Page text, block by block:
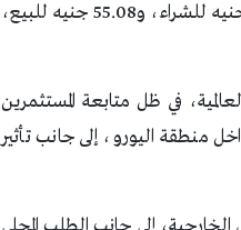
وسجل بنك البركة أقل سعر لليورو بين البنوك التي شملتها التعاملات، عند 54.90 جنيه للشراء، و55.08 جنيه للبيع،
في ظل متابعة المستثمرين
منطقة اليورو، إلى جانب تأثير